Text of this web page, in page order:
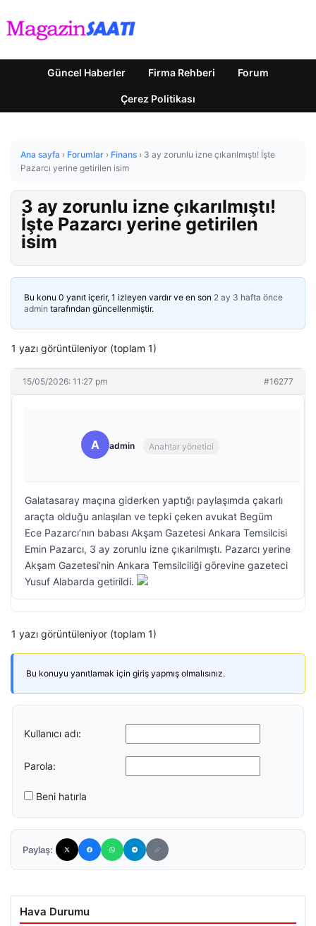
Güncel Haberler Firma Rehberi Forum
Çerez Politikası
Ana sayfa › Forumlar › Finans › 3 ay zorunlu izne çıkarılmıştı! İşte
Pazarcı yerine getirilen isim
3 ay zorunlu izne çıkarılmıştı!
İşte Pazarcı yerine getirilen
isim
Bu konu 0 yanıt içerir, 1 izleyen vardır ve en son 2 ay 3 hafta önce
admin tarafından güncellenmiştir.
1 yazı görüntüleniyor (toplam 1)
15/05/2026: 11:27 pm #16277
A admin Anahtar yönetici
Galatasaray maçına giderken yaptığı paylaşımda çakarlı
araçta olduğu anlaşılan ve tepki çeken avukat Begüm
Ece Pazarcı’nın babası Akşam Gazetesi Ankara Temsilcisi
Emin Pazarcı, 3 ay zorunlu izne çıkarılmıştı. Pazarcı yerine
Akşam Gazetesi’nin Ankara Temsilciliği görevine gazeteci
Yusuf Alabarda getirildi.
1 yazı görüntüleniyor (toplam 1)
Bu konuyu yanıtlamak için giriş yapmış olmalısınız.
Kullanıcı adı:
Parola:
Beni hatırla
Paylaş:
Hava Durumu